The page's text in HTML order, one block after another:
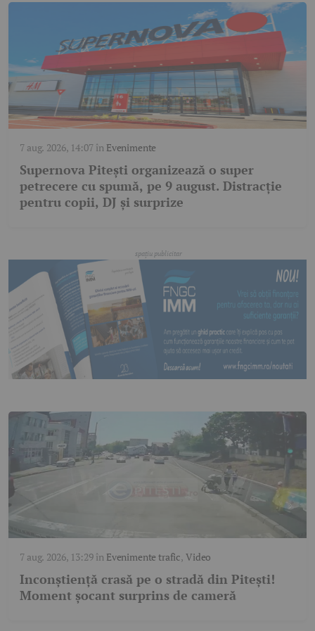
7 aug. 2026, 14:07în Evenimente
Supernova Pitești organizează o super
petrecere cu spumă, pe 9 august. Distracție
pentru copii, DJ și surprize
7 aug. 2026, 13:29în Evenimente trafic,Video
Inconștiență crasă pe o stradă din Pitești!
Moment șocant surprins de cameră